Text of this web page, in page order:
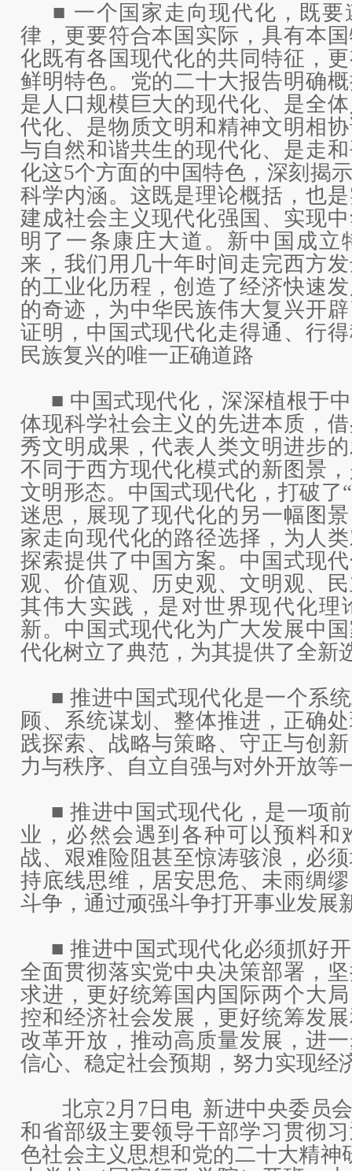
■ 一个国家走向现代化，既要
律，更要符合本国实际，具有本
化既有各国现代化的共同特征，
鲜明特色。党的二十大报告明确
是人口规模巨大的现代化、是全
代化、是物质文明和精神文明相
与自然和谐共生的现代化、是走
化这5个方面的中国特色，深刻揭
科学内涵。这既是理论概括，也
建成社会主义现代化强国、实现
明了一条康庄大道。新中国成立
来，我们用几十年时间走完西方
的工业化历程，创造了经济快速
的奇迹，为中华民族伟大复兴开
证明，中国式现代化走得通、行
民族复兴的唯一正确道路
■ 中国式现代化，深深植根于
体现科学社会主义的先进本质，
秀文明成果，代表人类文明进步
不同于西方现代化模式的新图景
文明形态。中国式现代化，打破了
迷思，展现了现代化的另一幅图
家走向现代化的路径选择，为人
探索提供了中国方案。中国式现
观、价值观、历史观、文明观、
其伟大实践，是对世界现代化理
新。中国式现代化为广大发展中
代化树立了典范，为其提供了全新
■ 推进中国式现代化是一个系
顾、系统谋划、整体推进，正确
践探索、战略与策略、守正与创
力与秩序、自立自强与对外开放等
■ 推进中国式现代化，是一项
业，必然会遇到各种可以预料和
战、艰难险阻甚至惊涛骇浪，必
持底线思维，居安思危、未雨绸
斗争，通过顽强斗争打开事业发展
■ 推进中国式现代化必须抓好
全面贯彻落实党中央决策部署，
求进，更好统筹国内国际两个大
控和经济社会发展，更好统筹发
改革开放，推动高质量发展，进
信心、稳定社会预期，努力实现经
北京2月7日电 新进中央委员
和省部级主要领导干部学习贯彻
色社会主义思想和党的二十大精神